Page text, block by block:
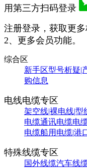
用第三方扫码登录
注册登录，获取更多
2、更多会员功能。
综合区
新手区型号析疑|
购信息
电线电缆专区
架空线|裸电线|型
电缆通讯电缆电
电缆船用电缆|港
特殊线缆专区
国外线缆汽车线